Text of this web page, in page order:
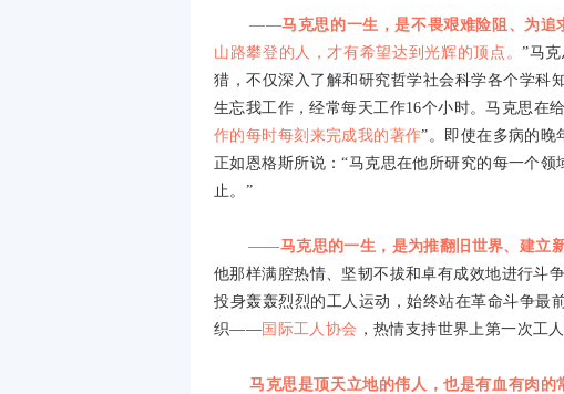
——马克思的一生，是不畏艰难险阻、为追
山路攀登的人，才有希望达到光辉的顶点。”马
猎，不仅深入了解和研究哲学社会科学各个学科
生忘我工作，经常每天工作16个小时。马克思在
作的每时每刻来完成我的著作”。即使在多病的晚
正如恩格斯所说：“马克思在他所研究的每一个
止。”
——马克思的一生，是为推翻旧世界、建立新
他那样满腔热情、坚韧不拔和卓有成效地进行斗
投身轰轰烈烈的工人运动，始终站在革命斗争
织—— 国际工人协会 ，热情支持世界上第一次工
马克思是顶天立地的伟人，也是有血有肉的